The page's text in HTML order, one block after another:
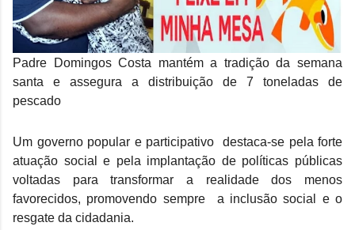
Padre Domingos Costa mantém a tradição da semana
santa e assegura a distribuição de 7 toneladas de
pescado
Um governo popular e participativo  destaca-se pela forte
atuação social e pela implantação de políticas públicas
voltadas para transformar a realidade dos menos
favorecidos, promovendo sempre  a inclusão social e o
resgate da cidadania.